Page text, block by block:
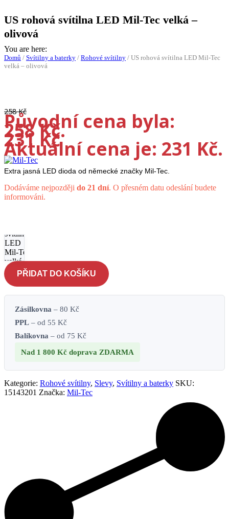
US rohová svítilna LED Mil-Tec velká –
olivová
You are here:
Domů / Svítilny a baterky / Rohové svítilny / US rohová svítilna LED Mil-Tec
velká – olivová
258Kč
Původní cena byla:
258 Kč.
231Kč
Aktuální cena je: 231 Kč.
Extra jasná LED dioda od německé značky Mil-Tec.
Dodáváme nejpozději do 21 dní. O přesném datu odeslání budete
informováni.
svítilna
LED
Mil-Tec
velká -
olivová
množství
PŘIDAT DO KOŠÍKU
Zásilkovna – 80 Kč
PPL – od 55 Kč
Balíkovna – od 75 Kč
Nad 1 800 Kč doprava ZDARMA
Kategorie: Rohové svítilny, Slevy, Svítilny a baterky SKU:
15143201 Značka: Mil-Tec